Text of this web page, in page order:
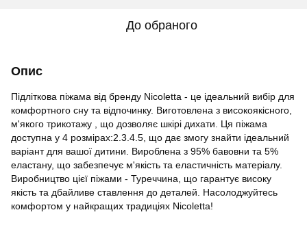
До обраного
Опис
Підліткова піжама від бренду Nicoletta - це ідеальний вибір для
комфортного сну та відпочинку. Виготовлена з високоякісного,
м'якого трикотажу , що дозволяє шкірі дихати. Ця піжама
доступна у 4 розмірах:2.3.4.5, що дає змогу знайти ідеальний
варіант для вашої дитини. Вироблена з 95% бавовни та 5%
еластану, що забезпечує м'якість та еластичність матеріалу.
Виробництво цієї піжами - Туреччина, що гарантує високу
якість та дбайливе ставлення до деталей. Насолоджуйтесь
комфортом у найкращих традиціях Nicoletta!